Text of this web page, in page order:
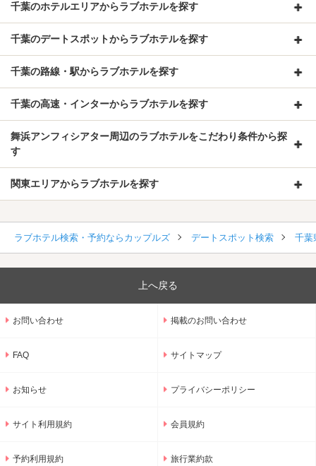
千葉のホテルエリアからラブホテルを探す
千葉のデートスポットからラブホテルを探す
千葉の路線・駅からラブホテルを探す
千葉の高速・インターからラブホテルを探す
舞浜アンフィシアター周辺のラブホテルをこだわり条件から探
す
関東エリアからラブホテルを探す
ラブホテル検索・予約ならカップルズ デートスポット検索 千葉
上へ戻る
お問い合わせ 掲載のお問い合わせ
FAQ サイトマップ
お知らせ プライバシーポリシー
サイト利用規約 会員規約
予約利用規約 旅行業約款